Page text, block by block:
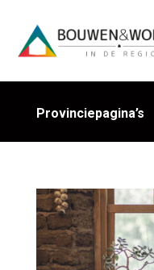
Provinciepagina’s